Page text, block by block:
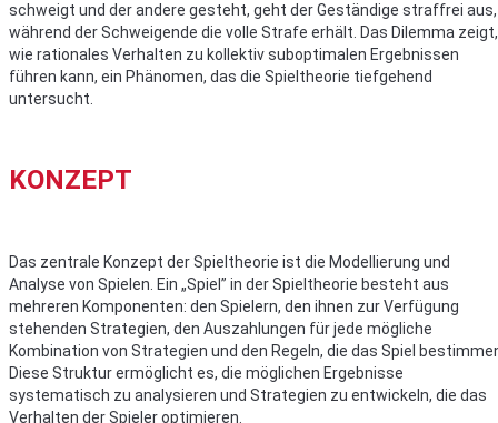
schweigt und der andere gesteht, geht der Geständige straffrei aus,
während der Schweigende die volle Strafe erhält. Das Dilemma zeigt,
wie rationales Verhalten zu kollektiv suboptimalen Ergebnissen
führen kann, ein Phänomen, das die Spieltheorie tiefgehend
untersucht.
KONZEPT
Das zentrale Konzept der Spieltheorie ist die Modellierung und
Analyse von Spielen. Ein „Spiel” in der Spieltheorie besteht aus
mehreren Komponenten: den Spielern, den ihnen zur Verfügung
stehenden Strategien, den Auszahlungen für jede mögliche
Kombination von Strategien und den Regeln, die das Spiel
Diese Struktur ermöglicht es, die möglichen Ergebnisse
systematisch zu analysieren und Strategien zu entwickeln, die das
Verhalten der Spieler optimieren.